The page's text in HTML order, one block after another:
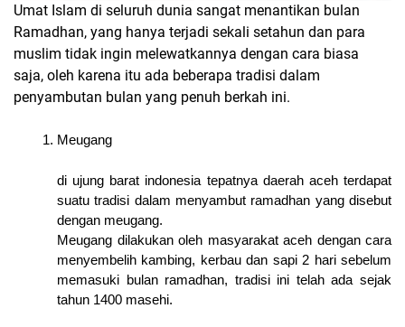
Umat Islam di seluruh dunia sangat menantikan bulan
Ramadhan, yang hanya terjadi sekali setahun dan para
muslim tidak ingin melewatkannya dengan cara biasa
saja, oleh karena itu ada beberapa tradisi dalam
penyambutan bulan yang penuh berkah ini.
Meugang
di ujung barat indonesia tepatnya daerah aceh terdapat
suatu tradisi dalam menyambut ramadhan yang disebut
dengan meugang.
Meugang dilakukan oleh masyarakat aceh dengan cara
menyembelih kambing, kerbau dan sapi 2 hari sebelum
memasuki bulan ramadhan, tradisi ini telah ada sejak
tahun 1400 masehi.